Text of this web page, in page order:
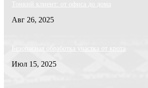
Тонкий клиент: от офиса до дома
Авг 26, 2025
Безопасная обработка участка от крота
Июл 15, 2025